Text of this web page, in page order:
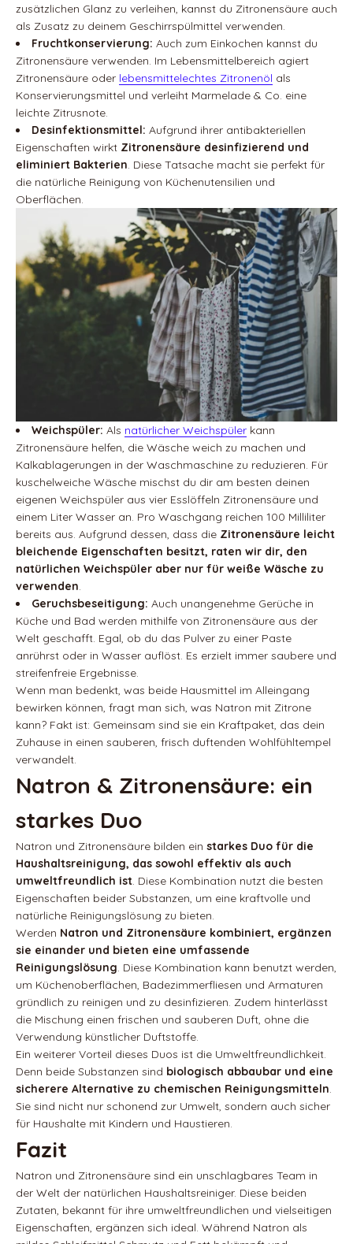
zusätzlichen Glanz zu verleihen, kannst du Zitronensäure auch
als Zusatz zu deinem Geschirrspülmittel verwenden.
Fruchtkonservierung: Auch zum Einkochen kannst du
Zitronensäure verwenden. Im Lebensmittelbereich agiert
Zitronensäure oder lebensmittelechtes Zitronenöl als
Konservierungsmittel und verleiht Marmelade & Co. eine
leichte Zitrusnote.
Desinfektionsmittel: Aufgrund ihrer antibakteriellen
Eigenschaften wirkt Zitronensäure desinfizierend und
eliminiert Bakterien. Diese Tatsache macht sie perfekt für
die natürliche Reinigung von Küchenutensilien und
Oberflächen.
Weichspüler: Als natürlicher Weichspüler kann
Zitronensäure helfen, die Wäsche weich zu machen und
Kalkablagerungen in der Waschmaschine zu reduzieren. Für
kuschelweiche Wäsche mischst du dir am besten deinen
eigenen Weichspüler aus vier Esslöffeln Zitronensäure und
einem Liter Wasser an. Pro Waschgang reichen 100 Milliliter
bereits aus. Aufgrund dessen, dass die Zitronensäure leicht
bleichende Eigenschaften besitzt, raten wir dir, den
natürlichen Weichspüler aber nur für weiße Wäsche zu
verwenden.
Geruchsbeseitigung: Auch unangenehme Gerüche in
Küche und Bad werden mithilfe von Zitronensäure aus der
Welt geschafft. Egal, ob du das Pulver zu einer Paste
anrührst oder in Wasser auflöst. Es erzielt immer saubere und
streifenfreie Ergebnisse.
Wenn man bedenkt, was beide Hausmittel im Alleingang
bewirken können, fragt man sich, was Natron mit Zitrone
kann? Fakt ist: Gemeinsam sind sie ein Kraftpaket, das dein
Zuhause in einen sauberen, frisch duftenden Wohlfühltempel
verwandelt.
Natron & Zitronensäure: ein
starkes Duo
Natron und Zitronensäure bilden ein starkes Duo für die
Haushaltsreinigung, das sowohl effektiv als auch
umweltfreundlich ist. Diese Kombination nutzt die besten
Eigenschaften beider Substanzen, um eine kraftvolle und
natürliche Reinigungslösung zu bieten.
Werden Natron und Zitronensäure kombiniert, ergänzen
sie einander und bieten eine umfassende
Reinigungslösung. Diese Kombination kann benutzt werden,
um Küchenoberflächen, Badezimmerfliesen und Armaturen
gründlich zu reinigen und zu desinfizieren. Zudem hinterlässt
die Mischung einen frischen und sauberen Duft, ohne die
Verwendung künstlicher Duftstoffe.
Ein weiterer Vorteil dieses Duos ist die Umweltfreundlichkeit.
Denn beide Substanzen sind biologisch abbaubar und eine
sicherere Alternative zu chemischen Reinigungsmitteln.
Sie sind nicht nur schonend zur Umwelt, sondern auch sicher
für Haushalte mit Kindern und Haustieren.
Fazit
Natron und Zitronensäure sind ein unschlagbares Team in
der Welt der natürlichen Haushaltsreiniger. Diese beiden
Zutaten, bekannt für ihre umweltfreundlichen und vielseitigen
Eigenschaften, ergänzen sich ideal. Während Natron als